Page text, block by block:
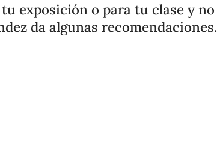
exposición o para tu clase y no
da algunas recomendaciones.